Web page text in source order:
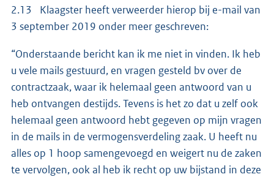
2.13 Klaagster heeft verweerder hierop bij e-mail van
3 september 2019 onder meer geschreven:
“Onderstaande bericht kan ik me niet in vinden. Ik heb
u vele mails gestuurd, en vragen gesteld bv over de
contractzaak, waar ik helemaal geen antwoord van u
heb ontvangen destijds. Tevens is het zo dat u zelf ook
helemaal geen antwoord hebt gegeven op mijn vragen
in de mails in de vermogensverdeling zaak. U heeft nu
alles op 1 hoop samengevoegd en weigert nu de zaken
te vervolgen, ook al heb ik recht op uw bijstand in deze